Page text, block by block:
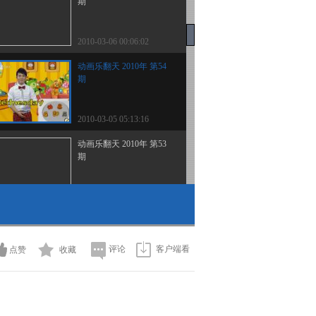
2010-03-06 00:06:02
动画乐翻天 2010年 第54
期
2010-03-05 05:13:16
动画乐翻天 2010年 第53
期
2010-03-03 02:31:11
点赞 收藏 评论 客户端看